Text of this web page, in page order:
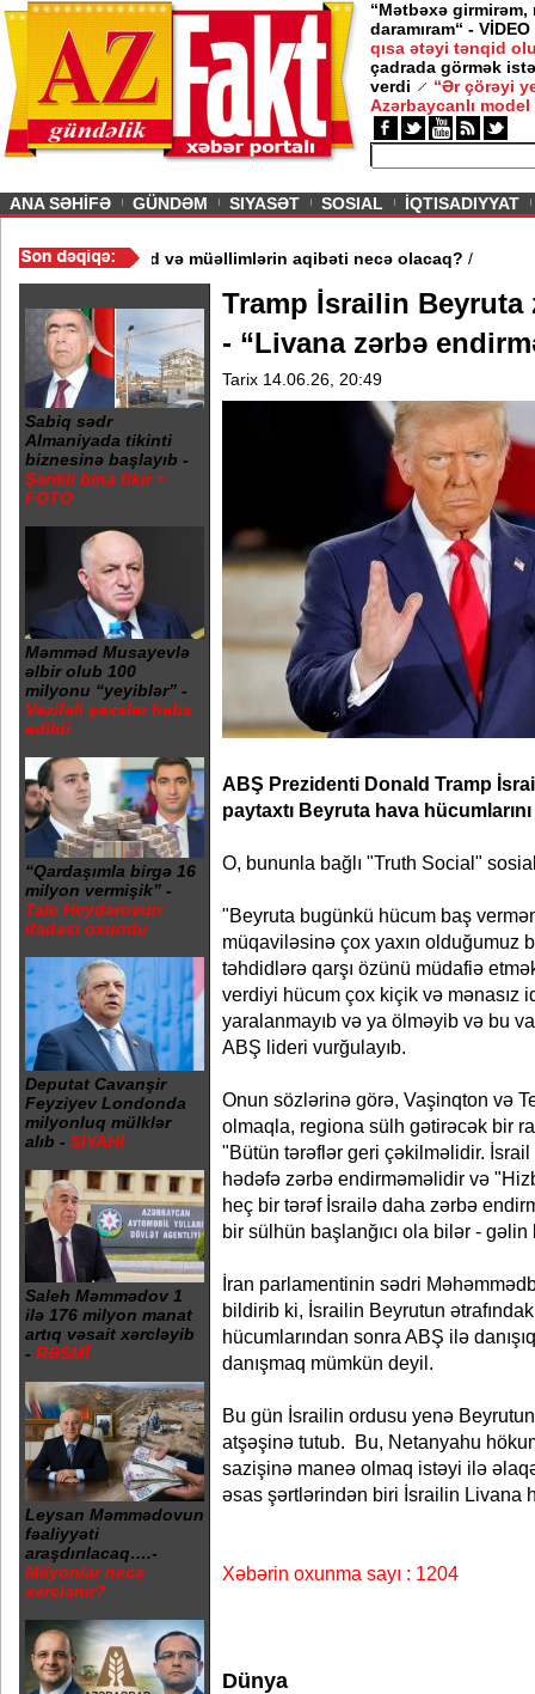
“Mətbəxə girmirəm,
daramıram“ - VİDEO
qısa ətəyi tənqid
çadrada görmək
verdi
“Ər çörəyi
Azərbaycanlı model
ANA SƏHİFƏ GÜNDƏM SIYASƏT SOSIAL İQTISADIYYAT
məktəb bağlandı - Şagird və müəllimlərin aqibəti necə olacaq?
Sabiq sədr
Almaniyada tikinti
biznesinə başlayıb -
Şərikli bina tikir +
FOTO
Məmməd Musayevlə
əlbir olub 100
milyonu “yeyiblər” -
Vəzifəli şəxslər həbs
edildi
“Qardaşımla birgə 16
milyon vermişik” -
Tale Heydərovun
ifadəsi oxundu
Deputat Cavanşir
Feyziyev Londonda
milyonluq mülklər
alıb - SİYAHI
Saleh Məmmədov 1
ilə 176 milyon manat
artıq vəsait xərcləyib
- RƏSMİ
Leysan Məmmədovun
fəaliyyəti
araşdırılacaq….-
Milyonlar necə
xərclənir?
Tramp İsrailin
- “Livana zərbə
Tarix 14.06.26, 20:49
ABŞ Prezidenti Donald Tramp
paytaxtı Beyruta hava
O, bununla bağlı "Truth Social"
"Beyruta bugünkü hücum baş
müqaviləsinə çox yaxın olduğumuz
təhdidlərə qarşı özünü müdafiə
verdiyi hücum çox kiçik və mənasız
yaralanmayıb və ya ölməyib və bu
ABŞ lideri vurğulayıb.
Onun sözlərinə görə, Vaşinqton və
olmaqla, regiona sülh gətirəcək bir
"Bütün tərəflər geri çəkilməlidir. İsrail
hədəfə zərbə endirməməlidir və
heç bir tərəf İsrailə daha zərbə
bir sülhün başlanğıcı ola bilər - gəlin
İran parlamentinin sədri
bildirib ki, İsrailin Beyrutun
hücumlarından sonra ABŞ ilə
danışmaq mümkün deyil.
Bu gün İsrailin ordusu yenə
atşəşinə tutub. Bu, Netanyahu
sazişinə maneə olmaq istəyi ilə
əsas şərtlərindən biri İsrailin Livana
Xəbərin oxunma sayı : 1204
Dünya